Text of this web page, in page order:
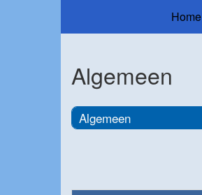
Home
Algemeen
Algemeen